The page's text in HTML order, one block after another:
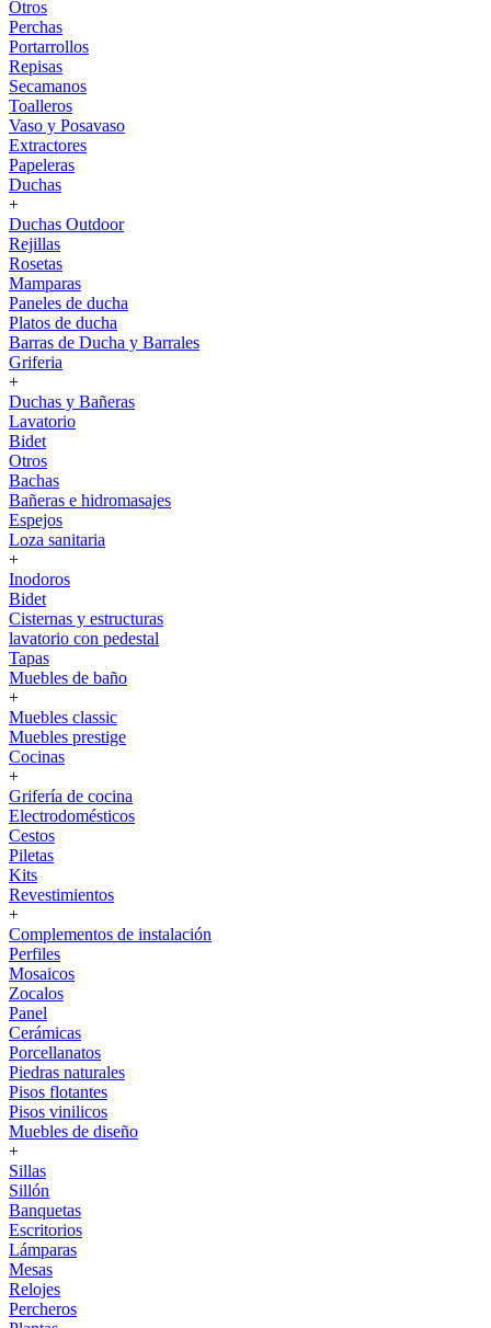
Otros
Perchas
Portarrollos
Repisas
Secamanos
Toalleros
Vaso y Posavaso
Extractores
Papeleras
Duchas
+
Duchas Outdoor
Rejillas
Rosetas
Mamparas
Paneles de ducha
Platos de ducha
Barras de Ducha y Barrales
Griferia
+
Duchas y Bañeras
Lavatorio
Bidet
Otros
Bachas
Bañeras e hidromasajes
Espejos
Loza sanitaria
+
Inodoros
Bidet
Cisternas y estructuras
lavatorio con pedestal
Tapas
Muebles de baño
+
Muebles classic
Muebles prestige
Cocinas
+
Grifería de cocina
Electrodomésticos
Cestos
Piletas
Kits
Revestimientos
+
Complementos de instalación
Perfiles
Mosaicos
Zocalos
Panel
Cerámicas
Porcellanatos
Piedras naturales
Pisos flotantes
Pisos vinilicos
Muebles de diseño
+
Sillas
Sillón
Banquetas
Escritorios
Lámparas
Mesas
Relojes
Percheros